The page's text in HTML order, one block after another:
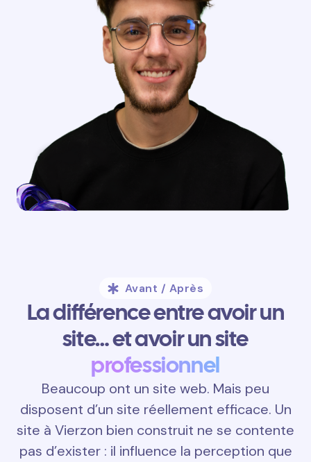
Avant / Après
La différence entre avoir un
site… et avoir un site
professionnel
Beaucoup ont un site web. Mais peu
disposent d’un site réellement efficace. Un
site à Vierzon bien construit ne se contente
pas d’exister : il influence la perception que